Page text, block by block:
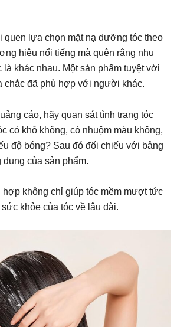
quen lựa chọn mặt nạ dưỡng tóc theo
hiệu nổi tiếng mà quên rằng nhu
là khác nhau. Một sản phẩm tuyệt vời
đã phù hợp với người khác.
cáo, hãy quan sát tình trạng tóc
có khô không, có nhuộm màu không,
độ bóng? Sau đó đối chiếu với bảng
của sản phẩm.
hợp không chỉ giúp tóc mềm mượt tức
khỏe của tóc về lâu dài.